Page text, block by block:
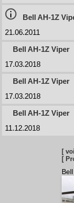
Bell AH-1Z
21.06.2011
Bell AH-1Z Viper
17.03.2018
Bell AH-1Z Viper
17.03.2018
Bell AH-1Z Viper
11.12.2018
[
[